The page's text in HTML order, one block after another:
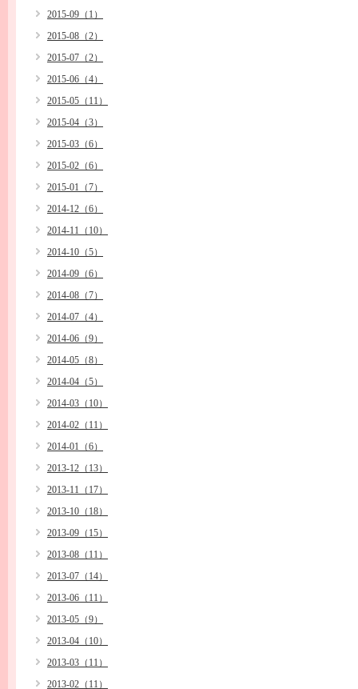
2015-09（1）
2015-08（2）
2015-07（2）
2015-06（4）
2015-05（11）
2015-04（3）
2015-03（6）
2015-02（6）
2015-01（7）
2014-12（6）
2014-11（10）
2014-10（5）
2014-09（6）
2014-08（7）
2014-07（4）
2014-06（9）
2014-05（8）
2014-04（5）
2014-03（10）
2014-02（11）
2014-01（6）
2013-12（13）
2013-11（17）
2013-10（18）
2013-09（15）
2013-08（11）
2013-07（14）
2013-06（11）
2013-05（9）
2013-04（10）
2013-03（11）
2013-02（11）